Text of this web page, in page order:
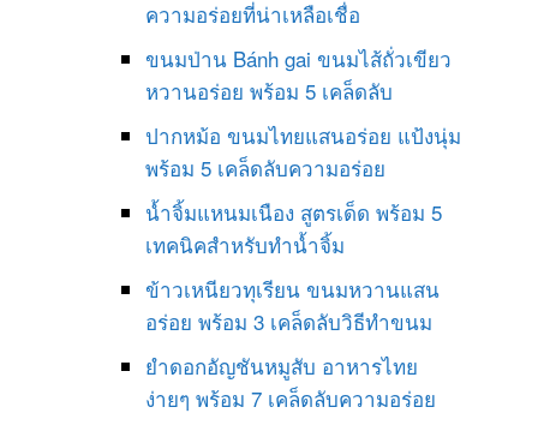
ความอร่อยที่น่าเหลือเชื่อ
ขนมป่าน Bánh gai ขนมไส้ถั่วเขียว
หวานอร่อย พร้อม 5 เคล็ดลับ
ปากหม้อ ขนมไทยแสนอร่อย แป้งนุ่ม
พร้อม 5 เคล็ดลับความอร่อย
น้ำจิ้มแหนมเนือง สูตรเด็ด พร้อม 5
เทคนิคสำหรับทำน้ำจิ้ม
ข้าวเหนียวทุเรียน ขนมหวานแสน
อร่อย พร้อม 3 เคล็ดลับวิธีทำขนม
ยำดอกอัญชันหมูสับ อาหารไทย
ง่ายๆ พร้อม 7 เคล็ดลับความอร่อย